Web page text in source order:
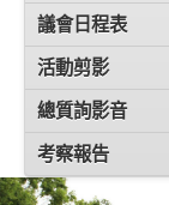
議會日程表
活動剪影
總質詢影音
考察報告